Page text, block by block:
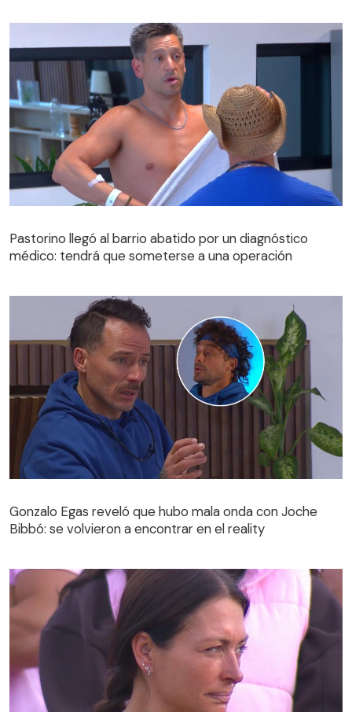
médico: tendrá que someterse a una operación
Pastorino llegó al barrio abatido por un diagnóstico
médico: tendrá que someterse a una operación
Bibbó: se volvieron a encontrar en el reality
Gonzalo Egas reveló que hubo mala onda con Joche
Bibbó: se volvieron a encontrar en el reality